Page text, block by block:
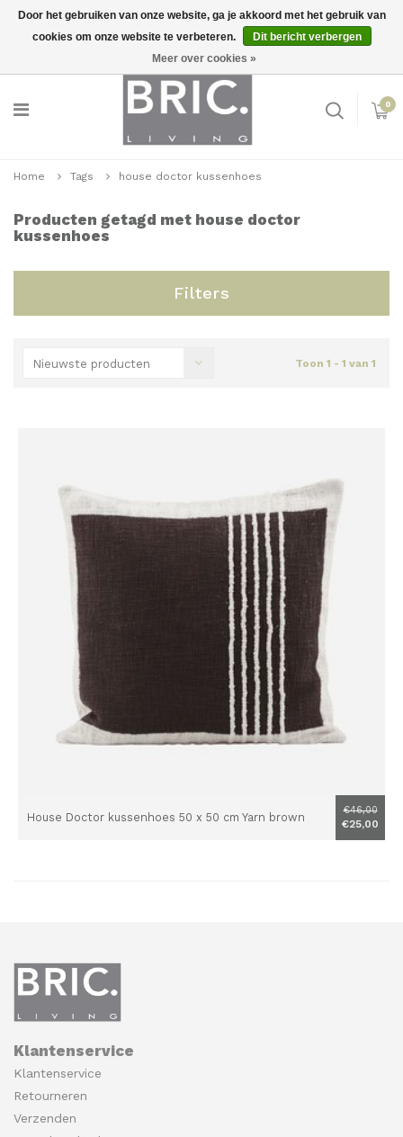
Inloggen
0
Home Tags house doctor kussenhoes
Producten getagd met house doctor
kussenhoes
Filters
Nieuwste producten Toon 1 - 1 van 1
House Doctor kussenhoes 50 x 50 cm Yarn brown
€46,00
€25,00
Klantenservice
Klantenservice
Retourneren
Verzenden
Door het gebruiken van onze website, ga je akkoord met het gebruik van
cookies om onze website te verbeteren.
Dit bericht verbergen
Meer over cookies »